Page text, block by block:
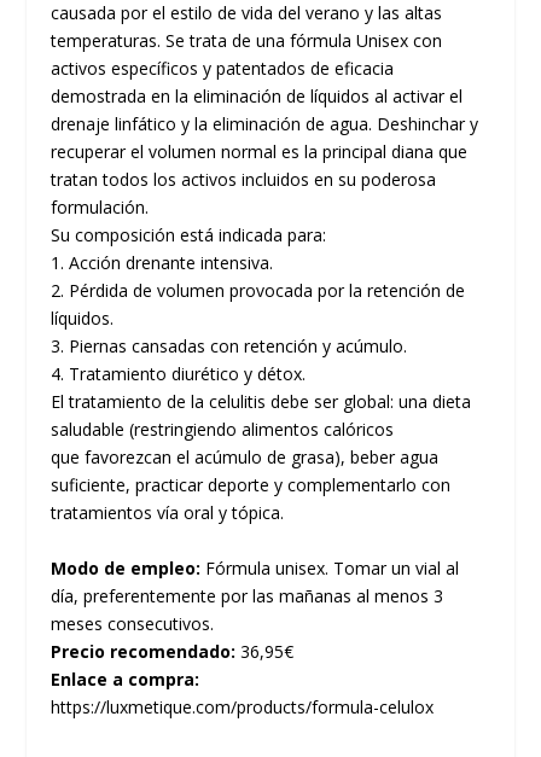
causada por el estilo de vida del verano y las altas
temperaturas. Se trata de una fórmula Unisex con
activos específicos y patentados de eficacia
demostrada en la eliminación de líquidos al activar el
drenaje linfático y la eliminación de agua. Deshinchar y
recuperar el volumen normal es la principal diana que
tratan todos los activos incluidos en su poderosa
formulación.
Su composición está indicada para:
1. Acción drenante intensiva.
2. Pérdida de volumen provocada por la retención de
líquidos.
3. Piernas cansadas con retención y acúmulo.
4. Tratamiento diurético y détox.
El tratamiento de la celulitis debe ser global: una dieta
saludable (restringiendo alimentos calóricos
que favorezcan el acúmulo de grasa), beber agua
suficiente, practicar deporte y complementarlo con
tratamientos vía oral y tópica.
Modo de empleo: Fórmula unisex. Tomar un vial al
día, preferentemente por las mañanas al menos 3
meses consecutivos.
Precio recomendado: 36,95€
Enlace a compra:
https://luxmetique.com/products/formula-celulox